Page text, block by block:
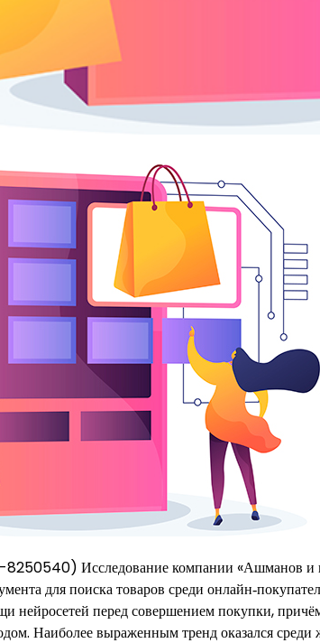
Исследование компании «Ашманов и
для поиска товаров среди
нейросетей перед совершением покупки,
Наиболее выраженным тренд оказался